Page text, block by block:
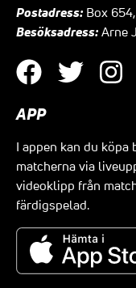
Postadress: Box
Besöksadress: Arne
APP
I appen kan du
matcherna via
videoklipp från
färdigspelad.